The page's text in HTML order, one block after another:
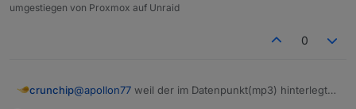
umgestiegen von Proxmox auf Unraid
0
crunchip@apollon77 weil der im Datenpunkt(mp3) hinterlegt